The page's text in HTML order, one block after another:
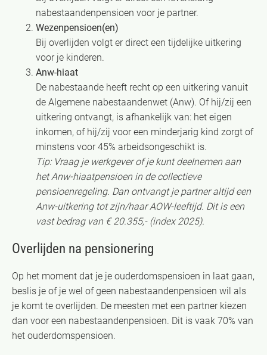
nabestaandenpensioen voor je partner.
Wezenpensioen(en)
Bij overlijden volgt er direct een tijdelijke uitkering
voor je kinderen.
Anw-hiaat
De nabestaande heeft recht op een uitkering vanuit
de Algemene nabestaandenwet (Anw). Of hij/zij een
uitkering ontvangt, is afhankelijk van: het eigen
inkomen, of hij/zij voor een minderjarig kind zorgt of
minstens voor 45% arbeidsongeschikt is.
Tip: Vraag je werkgever of je kunt deelnemen aan
het Anw-hiaatpensioen in de collectieve
pensioenregeling. Dan ontvangt je partner altijd een
Anw-uitkering tot zijn/haar AOW-leeftijd. Dit is een
vast bedrag van € 20.355,- (index 2025).
Overlijden na pensionering
Op het moment dat je je ouderdomspensioen in laat gaan,
beslis je of je wel of geen nabestaandenpensioen wil als
je komt te overlijden. De meesten met een partner kiezen
dan voor een nabestaandenpensioen. Dit is vaak 70% van
het ouderdomspensioen.